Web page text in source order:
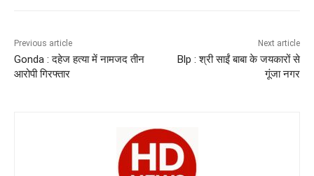
o
o
p
p
n
m
Previous article
Gonda : दहेज हत्या में नामजद तीन
आरोपी गिरफ्तार
Next article
Blp : श्री साईं बाबा के जयकारों से
गूंजा नगर